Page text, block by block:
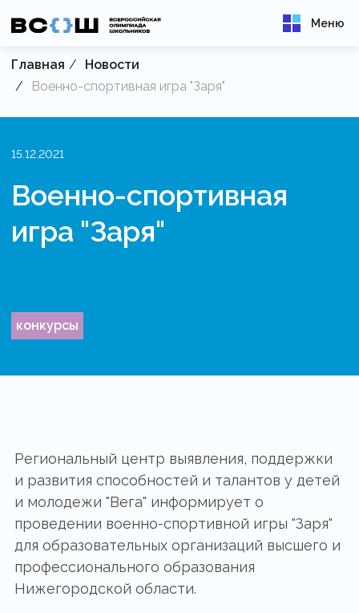
Меню
Главная
Новости
Военно-спортивная игра "Заря"
15.12.2021
Военно-спортивная
игра "Заря"
конкурсы
Региональный центр выявления, поддержки
и развития способностей и талантов у детей
и молодежи "Вега" информирует о
проведении военно-спортивной игры "Заря"
для образовательных организаций высшего и
профессионального образования
Нижегородской области.